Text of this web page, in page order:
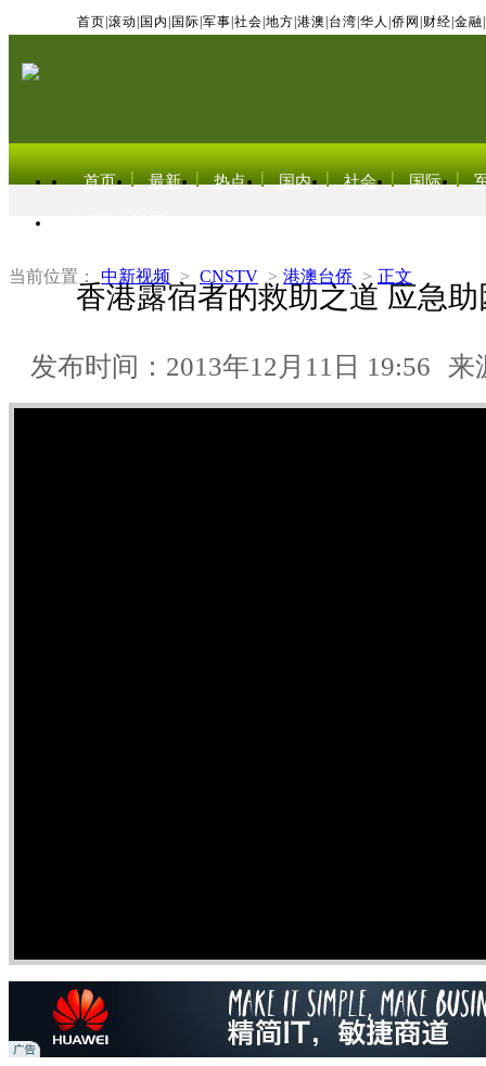
首页 滚动 国内 国际 军事 社会 地方 港澳 台湾 华人 侨网 财经 金融
首页 最新 热点 国内 社会 国际
当前位置： 中新视频 > CNSTV > 港澳台侨 > 正文
香港露宿者的救助之道 应急
发布时间：2013年12月11日 19:56 来